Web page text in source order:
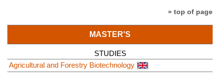
» top of page
MASTER'S
STUDIES
Agricultural and Forestry Biotechnology